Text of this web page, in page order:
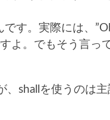
す。実際には、
よ。でもそう言っ
、shallを使うのは